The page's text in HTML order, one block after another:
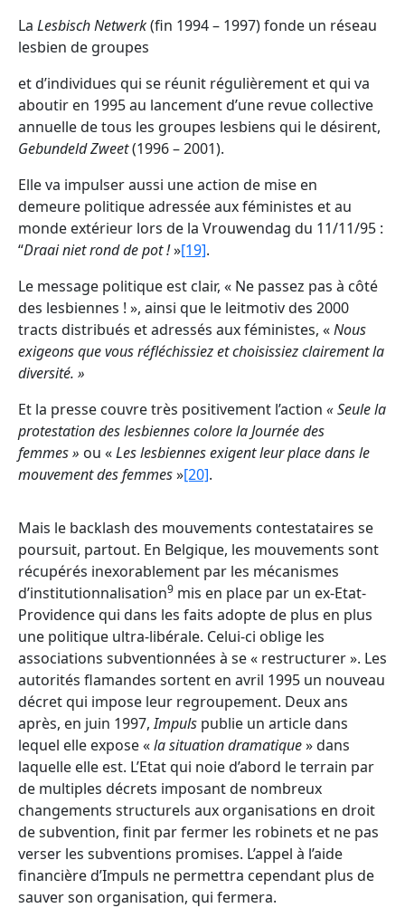
La Lesbisch Netwerk(fin 1994 – 1997) fonde un réseau
lesbien de groupes
et d’individues qui se réunit régulièrement et qui va
aboutir en 1995 au lancement d’une revue collective
annuelle de tous les groupes lesbiens qui le désirent,
Gebundeld Zweet(1996 – 2001).
Elle va impulser aussi une action de mise en
demeure politique adressée aux féministes et au
monde extérieur lors de la Vrouwendag du 11/11/95 :
“Draai niet rond de pot !»[19].
Le message politique est clair, « Ne passez pas à côté
des lesbiennes ! », ainsi que le leitmotiv des 2000
tracts distribués et adressés aux féministes, «Nous
exigeons que vous réfléchissiez et choisissiez clairement la
diversité. »
Et la presse couvre très positivement l’action « Seule la
protestation des lesbiennes colore la Journée des
femmes » ou «Leslesbiennes exigent leur place dans le
mouvement des femmes»[20].
Mais le backlash des mouvements contestataires se
poursuit, partout. En Belgique, les mouvements sont
récupérés inexorablement par les mécanismes
d’institutionnalisation9 mis en place par un ex-Etat-
Providence qui dans les faits adopte de plus en plus
une politique ultra-libérale. Celui-ci oblige les
associations subventionnées à se « restructurer ». Les
autorités flamandes sortent en avril 1995 un nouveau
décret qui impose leur regroupement. Deux ans
après, en juin 1997,Impuls publie un article dans
lequel elle expose «la situation dramatique» dans
laquelle elle est. L’Etat qui noie d’abord le terrain par
de multiples décrets imposant de nombreux
changements structurels aux organisations en droit
de subvention, finit par fermer les robinets et ne pas
verser les subventions promises. L’appel à l’aide
financière d’Impuls ne permettra cependant plus de
sauver son organisation, qui fermera.